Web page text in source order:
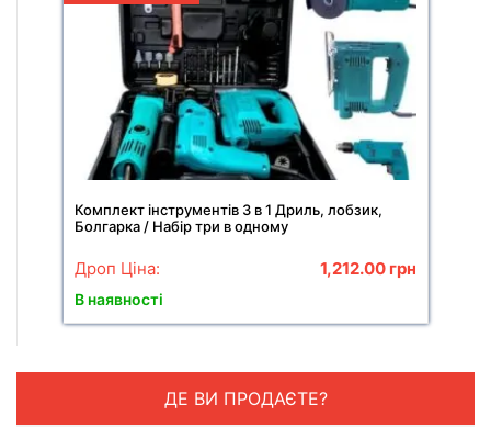
Комплект інструментів 3 в 1 Дриль, лобзик,
Болгарка / Набір три в одному
Дроп Ціна: 1,212.00 грн
В наявності
ДЕ ВИ ПРОДАЄТЕ?